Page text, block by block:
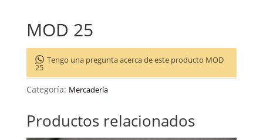
MOD 25
Tengo una pregunta acerca de este producto MOD
25
Categoría: Mercadería
Productos relacionados